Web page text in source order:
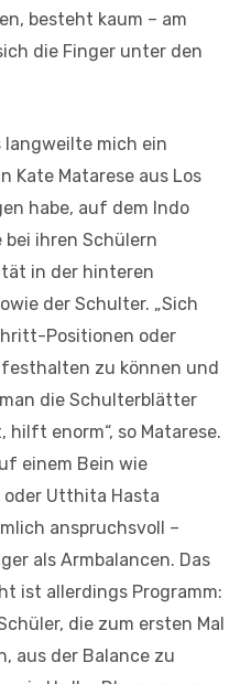
besteht kaum – am
die Finger unter den
langweilte mich ein
Kate Matarese aus Los
habe, auf dem Indo
bei ihren Schülern
in der hinteren
der Schulter. „Sich
Positionen oder
zu können und
die Schulterblätter
enorm“, so Matarese.
einem Bein wie
oder Utthita Hasta
anspruchsvoll –
als Armbalancen. Das
ist allerdings Programm:
die zum ersten Mal
aus der Balance zu